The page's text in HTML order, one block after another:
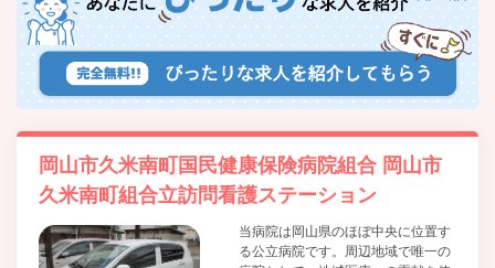
岡山市久米南町国民健康保険病院組合 岡山市
久米南町組合立訪問看護ステーション
当病院は岡山県のほぼ中央に位置す
る公立病院です。周辺地域で唯一の